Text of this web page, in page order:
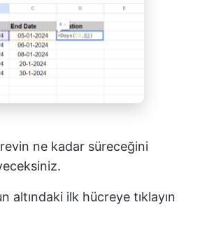
ne kadar süreceğini
altındaki ilk hücreye tıklayın